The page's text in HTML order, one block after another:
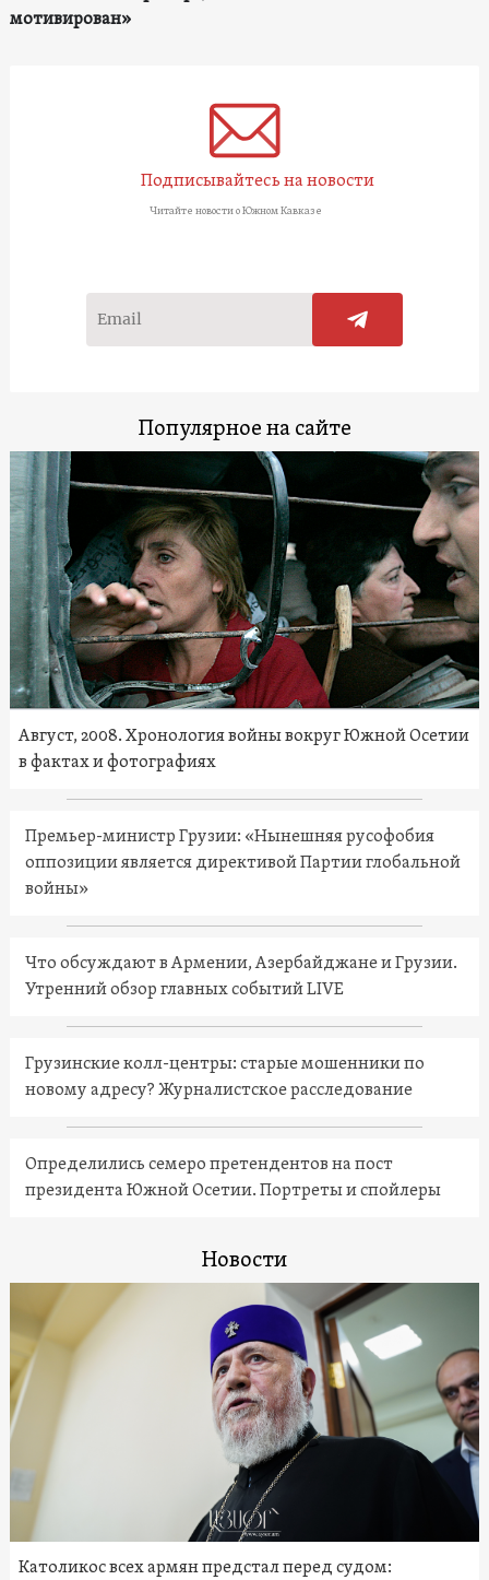
мотивирован»
Подписывайтесь на новости
Читайте новости о Южном Кавказе
Популярное на сайте
Август, 2008. Хронология войны вокруг Южной Осетии
в фактах и фотографиях
Премьер-министр Грузии: «Нынешняя русофобия
оппозиции является директивой Партии глобальной
войны»
Что обсуждают в Армении, Азербайджане и Грузии.
Утренний обзор главных событий LIVE
Грузинские колл-центры: старые мошенники по
новому адресу? Журналистское расследование
Определились семеро претендентов на пост
президента Южной Осетии. Портреты и спойлеры
Новости
Католикос всех армян предстал перед судом: